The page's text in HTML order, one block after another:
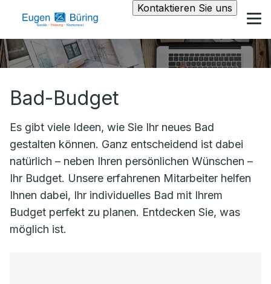
Kontaktieren Sie uns
Bad-Budget
Es gibt viele Ideen, wie Sie Ihr neues Bad
gestalten können. Ganz entscheidend ist dabei
natürlich – neben Ihren persönlichen Wünschen –
Ihr Budget. Unsere erfahrenen Mitarbeiter helfen
Ihnen dabei, Ihr individuelles Bad mit Ihrem
Budget perfekt zu planen. Entdecken Sie, was
möglich ist.